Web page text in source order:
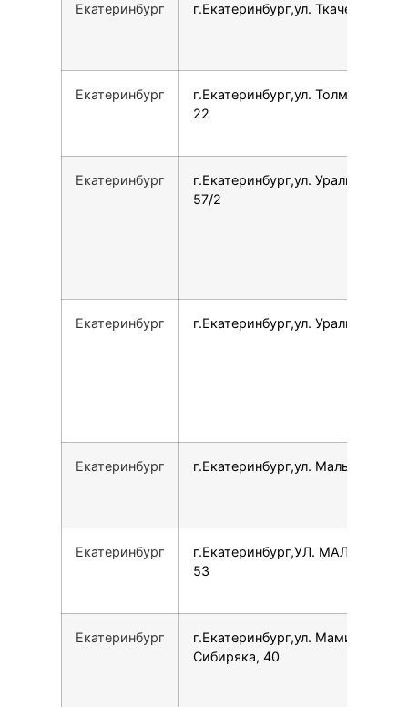
Екатеринбург г.Екатеринбург,ул. Ткачей, 21
Екатеринбург
г.Екатеринбург,ул. Толмачёва,
22
Екатеринбург
г.Екатеринбург,ул. Уральская,
57/2
Екатеринбург г.Екатеринбург,ул. Уральская, 77
Екатеринбург г.Екатеринбург,ул. Малышева, 5
Екатеринбург
г.Екатеринбург,УЛ. МАЛЫШЕВА,
53
Екатеринбург
г.Екатеринбург,ул. Мамина-
Сибиряка, 40